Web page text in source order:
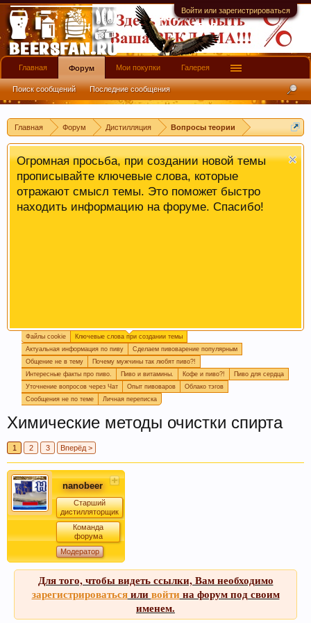
Войти или зарегистрироваться
Главная Форум Дистилляция Вопросы теории
на использование нами Ваших файлов cookie.
Узнать больше.
Огромная просьба, при создании новой темы
прописывайте ключевые слова, которые
отражают смысл темы. Это поможет быстро
находить информацию на форуме. Спасибо!
Пишите вподписьили вкалендарь варок
пиво у вас сейчас готовится, так легче дать
четкий ответ или совет.
Если Вам нравится наш сайт, форум и
интернет-магазин, пожалуйста, поделитесь
ссылкой в соц сетях и в соц закладках. Тем
самым нас станет больше :) Спасибо!
Файлы cookie
Ключевые слова при создании темы
Актуальная информация по пиву
Сделаем пивоварение популярным
Общение не в тему
Почему мужчины так любят пиво?!
Интересные факты про пиво.
Пиво и витамины. Кофе и пиво?!
Пиво для сердца
Уточнение вопросов через Чат
Опыт пивоваров
Облако тэгов
Сообщения не по теме
Личная переписка
Химические методы очистки спирта
1 2 3 Вперёд >
nanobeer
Старший
дистилляторщик
Команда
форума
Модератор
Для того, чтобы видеть ссылки, Вам необходимо
зарегистрироватьсяиливойтина форум под своим
именем.
Главная Форум
Поиск сообщений Последние сообщения
Мои покупки Галерея